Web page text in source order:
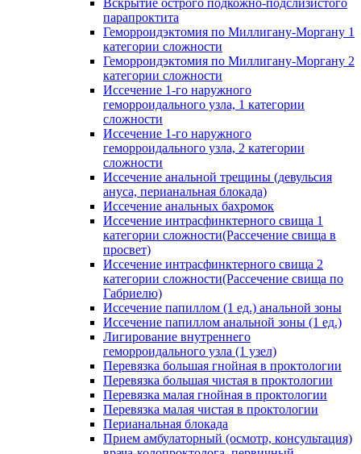
Вскрытие острого подкожно-подслизистого
парапроктита
Геморроидэктомия по Миллигану-Моргану 1
категории сложности
Геморроидэктомия по Миллигану-Моргану 2
категории сложности
Иссечение 1-го наружного
геморроидального узла, 1 категории
сложности
Иссечение 1-го наружного
геморроидального узла, 2 категории
сложности
Иссечение анальной трещины (девульсия
ануса, перианальная блокада)
Иссечение анальных бахромок
Иссечение интрасфинктерного свища 1
категории сложности(Рассечение свища в
просвет)
Иссечение интрасфинктерного свища 2
категории сложности(Рассечение свища по
Габриелю)
Иссечение папиллом (1 ед.) анальной зоны
Иссечение папиллом анальной зоны (1 ед.)
Лигирование внутреннего
геморроидального узла (1 узел)
Перевязка большая гнойная в проктологии
Перевязка большая чистая в проктологии
Перевязка малая гнойная в проктологии
Перевязка малая чистая в проктологии
Перианальная блокада
Прием амбулаторный (осмотр, консультация)